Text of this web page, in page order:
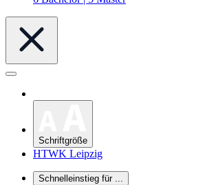
Schriftgröße
HTWK Leipzig
Schnelleinstieg für ...